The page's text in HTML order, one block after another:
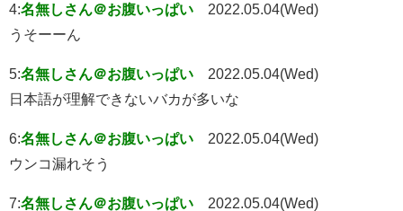
4:名無しさん＠お腹いっぱい
2022.05.04(Wed)
うそーーん
5:名無しさん＠お腹いっぱい
2022.05.04(Wed)
日本語が理解できないバカが多いな
6:名無しさん＠お腹いっぱい
2022.05.04(Wed)
ウンコ漏れそう
7:名無しさん＠お腹いっぱい
2022.05.04(Wed)